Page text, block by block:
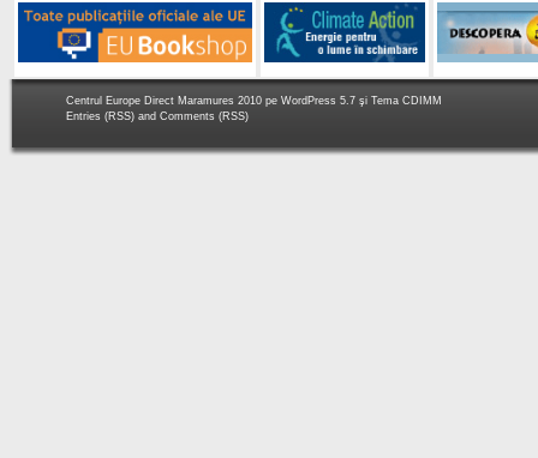
Centrul Europe Direct Maramures 2010 pe WordPress 5.7 şi Tema CDIMM
Entries (RSS) and Comments (RSS)